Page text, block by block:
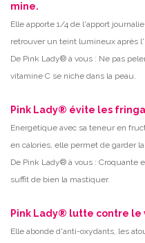
mine.
Elle apporte 1/4 de l'apport
retrouver un teint lumineux après
De Pink Lady® à vous : Ne pas
vitamine C se niche dans la peau.
Pink Lady® évite les
Energétique avec sa teneur en
en calories, elle permet de garder
De Pink Lady® à vous :
suffit de bien la mastiquer.
Pink Lady® lutte contre
Elle abonde d'anti-oxydants, les